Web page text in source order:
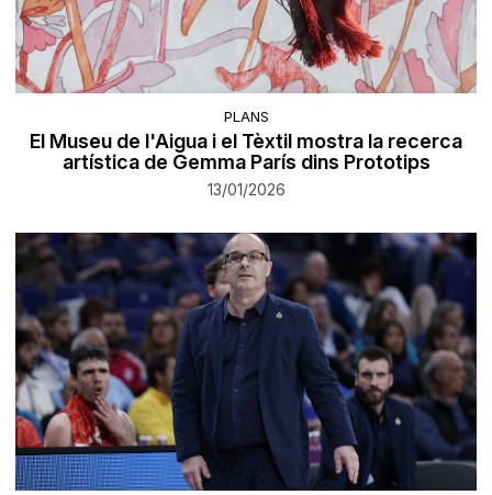
PLANS
El Museu de l'Aigua i el Tèxtil mostra la recerca
artística de Gemma París dins Prototips
13/01/2026